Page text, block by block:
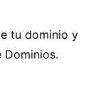
tu dominio y